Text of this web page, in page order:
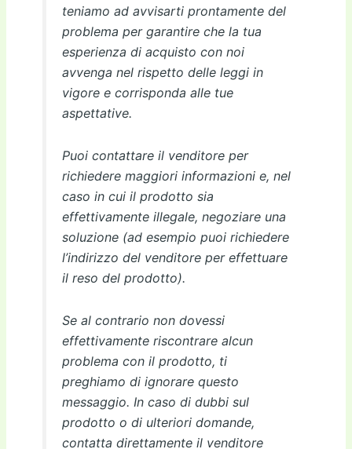
teniamo ad avvisarti prontamente del
problema per garantire che la tua
esperienza di acquisto con noi
avvenga nel rispetto delle leggi in
vigore e corrisponda alle tue
aspettative.
Puoi contattare il venditore per
richiedere maggiori informazioni e, nel
caso in cui il prodotto sia
effettivamente illegale, negoziare una
soluzione (ad esempio puoi richiedere
l’indirizzo del venditore per effettuare
il reso del prodotto).
Se al contrario non dovessi
effettivamente riscontrare alcun
problema con il prodotto, ti
preghiamo di ignorare questo
messaggio. In caso di dubbi sul
prodotto o di ulteriori domande,
contatta direttamente il venditore